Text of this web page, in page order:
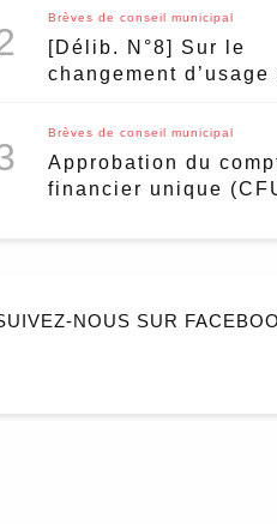
pour le marché de
?
Brèves de conseil municipal
[Délib. N°8] Sur le
changement d’usage
de meublé touristique
Brèves de conseil municipal
Approbation du
financier unique
NOUS SUR